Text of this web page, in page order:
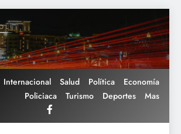
Internacional Salud Política
Economía
Policiaca
Turismo Deportes Mas